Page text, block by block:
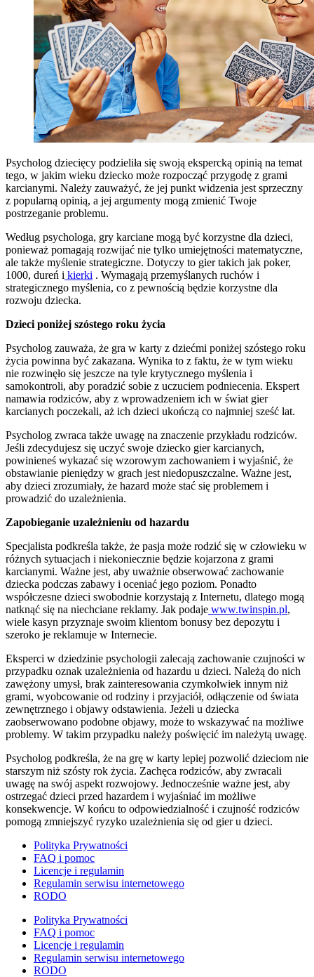
Psycholog dziecięcy podzieliła się swoją ekspercką opinią na temat
tego, w jakim wieku dziecko może rozpocząć przygodę z grami
karcianymi. Należy zauważyć, że jej punkt widzenia jest sprzeczny
z popularną opinią, a jej argumenty mogą zmienić Twoje
postrzeganie problemu.
Według psychologa, gry karciane mogą być korzystne dla dzieci,
ponieważ pomagają rozwijać nie tylko umiejętności matematyczne,
ale także myślenie strategiczne. Dotyczy to gier takich jak poker,
1000, dureń i kierki . Wymagają przemyślanych ruchów i
strategicznego myślenia, co z pewnością będzie korzystne dla
rozwoju dziecka.
Dzieci poniżej szóstego roku życia
Psycholog zauważa, że gra w karty z dziećmi poniżej szóstego roku
życia powinna być zakazana. Wynika to z faktu, że w tym wieku
nie rozwinęło się jeszcze na tyle krytycznego myślenia i
samokontroli, aby poradzić sobie z uczuciem podniecenia. Ekspert
namawia rodziców, aby z wprowadzeniem ich w świat gier
karcianych poczekali, aż ich dzieci ukończą co najmniej sześć lat.
Psycholog zwraca także uwagę na znaczenie przykładu rodziców.
Jeśli zdecydujesz się uczyć swoje dziecko gier karcianych,
powinieneś wykazać się wzorowym zachowaniem i wyjaśnić, że
obstawianie pieniędzy w grach jest niedopuszczalne. Ważne jest,
aby dzieci zrozumiały, że hazard może stać się problemem i
prowadzić do uzależnienia.
Zapobieganie uzależnieniu od hazardu
Specjalista podkreśla także, że pasja może rodzić się w człowieku w
różnych sytuacjach i niekoniecznie będzie kojarzona z grami
karcianymi. Ważne jest, aby uważnie obserwować zachowanie
dziecka podczas zabawy i oceniać jego poziom. Ponadto
współczesne dzieci swobodnie korzystają z Internetu, dlatego mogą
natknąć się na niechciane reklamy. Jak podaje www.twinspin.pl,
wiele kasyn przyznaje swoim klientom bonusy bez depozytu i
szeroko je reklamuje w Internecie.
Eksperci w dziedzinie psychologii zalecają zachowanie czujności w
przypadku oznak uzależnienia od hazardu u dzieci. Należą do nich
zawężony umysł, brak zainteresowania czymkolwiek innym niż
grami, wyobcowanie od rodziny i przyjaciół, odłączenie od świata
zewnętrznego i objawy odstawienia. Jeżeli u dziecka
zaobserwowano podobne objawy, może to wskazywać na możliwe
problemy. W takim przypadku należy poświęcić im należytą uwagę.
Psycholog podkreśla, że na grę w karty lepiej pozwolić dzieciom nie
starszym niż szósty rok życia. Zachęca rodziców, aby zwracali
uwagę na swój aspekt rozwojowy. Jednocześnie ważne jest, aby
ostrzegać dzieci przed hazardem i wyjaśniać im możliwe
konsekwencje. W końcu to odpowiedzialność i czujność rodziców
pomogą zmniejszyć ryzyko uzależnienia się od gier u dzieci.
Polityka Prywatności
FAQ i pomoc
Licencje i regulamin
Regulamin serwisu internetowego
RODO
Polityka Prywatności
FAQ i pomoc
Licencje i regulamin
Regulamin serwisu internetowego
RODO